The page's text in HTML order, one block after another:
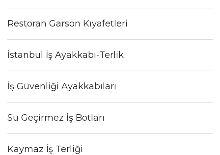
Restoran Garson Kıyafetleri
İstanbul İş Ayakkabı-Terlik
İş Güvenliği Ayakkabıları
Su Geçirmez İş Botları
Kaymaz İş Terliği